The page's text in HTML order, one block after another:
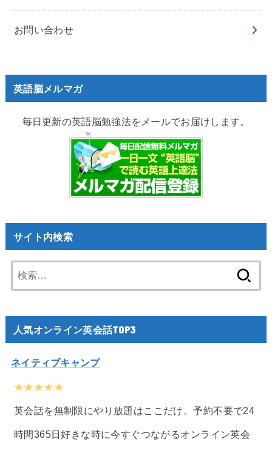
お問い合わせ
英語脳メルマガ
毎日更新の英語脳勉強法をメールでお届けします。
サイト内検索
索:
人気オンライン英会話TOP3
ネイティブキャンプ
★★★★★
英会話を無制限にやり放題はここだけ。予約不要で24
時間365日好きな時に今すぐつながるオンライン英会